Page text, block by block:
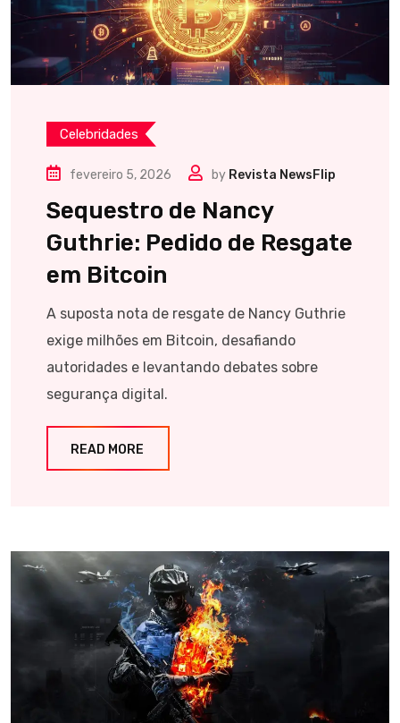
Celebridades
fevereiro 5, 2026 by Revista NewsFlip
Sequestro de Nancy
Guthrie: Pedido de Resgate
em Bitcoin
A suposta nota de resgate de Nancy Guthrie
exige milhões em Bitcoin, desafiando
autoridades e levantando debates sobre
segurança digital.
READ MORE